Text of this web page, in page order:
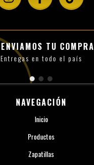
ENVIAMOS TU COMPRA
Entregas en todo el país
NAVEGACIÓN
Inicio
Productos
Zapatillas